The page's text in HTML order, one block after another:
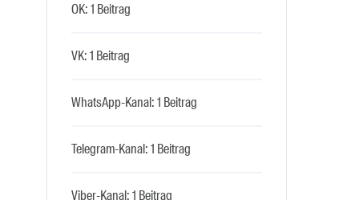
OK: 1 Beitrag
VK: 1 Beitrag
WhatsApp-Kanal: 1 Beitrag
Telegram-Kanal: 1 Beitrag
Viber-Kanal: 1 Beitrag